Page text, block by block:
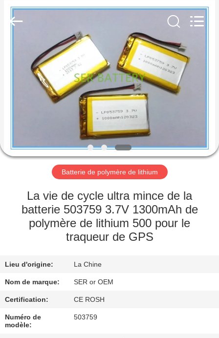
MAISON
PRODUITS
DE
NOUS
VISITE
D'USINE
CONTRÔLE
QUALITÉ
CONTACTEZ-
NOUS
Guangzhou
Battery
Technology
Batterie de polymère de lithium
La vie de cycle ultra mince de la
batterie 503759 3.7V 1300mAh de
polymère de lithium 500 pour le
traqueur de GPS
Lieu d'origine: La Chine
Nom de marque: SER or OEM
Certification: CE ROSH
Numéro de
modèle:
503759